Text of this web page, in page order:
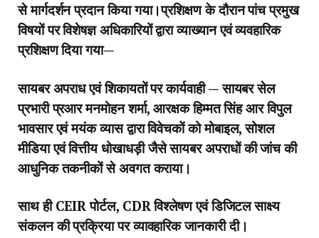
से मार्गदर्शन प्रदान किया गया।प्रशिक्षण के दौरान पांच प्रमुख
विषयों पर विशेषज्ञ अधिकारियों द्वारा व्याख्यान एवं व्यवहारिक
प्रशिक्षण दिया गया—
सायबर अपराध एवं शिकायतों पर कार्यवाही — सायबर सेल
प्रभारी प्रआर मनमोहन शर्मा, आरक्षक हिम्मत सिंह आर विपुल
भावसार एवं मयंक व्यास द्वारा विवेचकों को मोबाइल, सोशल
मीडिया एवं वित्तीय धोखाधड़ी जैसे सायबर अपराधों की जांच की
आधुनिक तकनीकों से अवगत कराया।
साथ ही CEIR पोर्टल, CDR विश्लेषण एवं डिजिटल साक्ष्य
संकलन की प्रक्रिया पर व्यावहारिक जानकारी दी।